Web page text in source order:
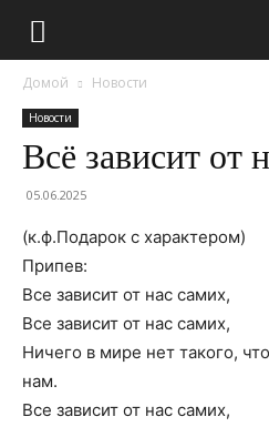
Домой Новости
Новости
Всё зависит от
05.06.2025
(к.ф.Подарок с характером)
Припев:
Все зависит от нас самих,
Все зависит от нас самих,
Ничего в мире нет такого,
нам.
Все зависит от нас самих,